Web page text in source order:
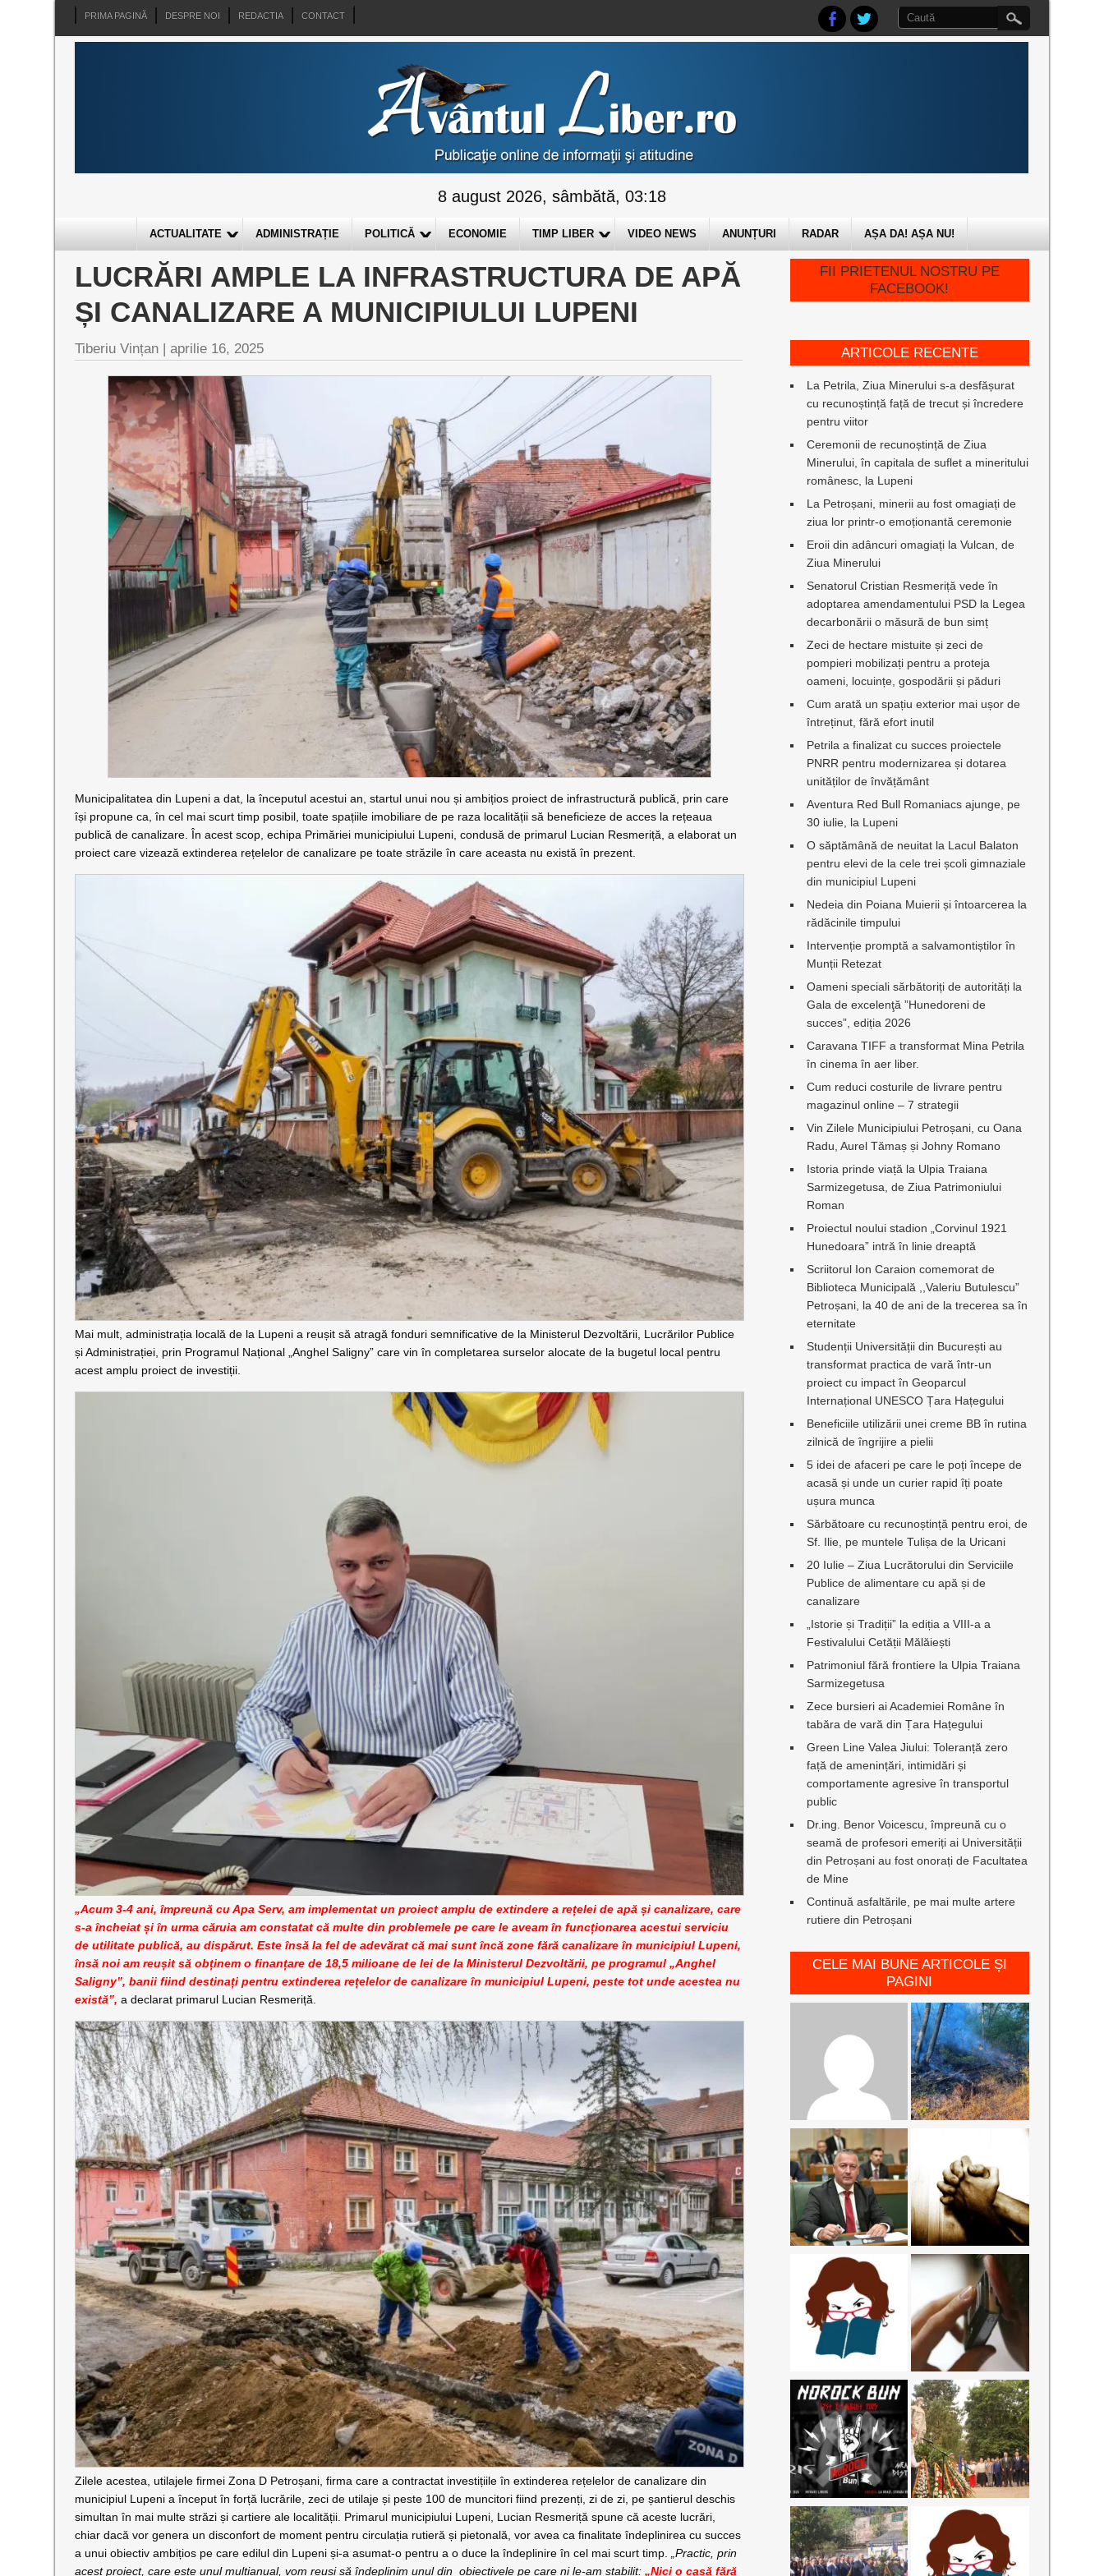
PRIMA PAGINĂ DESPRE NOI REDACTIA CONTACT
8 august 2026, sâmbătă, 03:18
ACTUALITATE ADMINISTRAȚIE POLITICĂ ECONOMIE TIMP LIBER VIDEO NEWS ANUNȚURI RADAR AȘA DA! AȘA NU!
LUCRĂRI AMPLE LA INFRASTRUCTURA DE APĂ
ȘI CANALIZARE A MUNICIPIULUI LUPENI
Tiberiu Vințan |aprilie 16, 2025
Municipalitatea din Lupeni a dat, la începutul acestui an, startul unui nou și ambițios proiect de infrastructură publică, prin care
își propune ca, în cel mai scurt timp posibil, toate spațiile imobiliare de pe raza localității să beneficieze de acces la rețeaua
publică de canalizare. În acest scop, echipa Primăriei municipiului Lupeni, condusă de primarul Lucian Resmeriță, a elaborat un
proiect care vizează extinderea rețelelor de canalizare pe toate străzile în care aceasta nu există în prezent.
Mai mult, administrația locală de la Lupeni a reușit să atragă fonduri semnificative de la Ministerul Dezvoltării, Lucrărilor Publice
și Administrației, prin Programul Național „Anghel Saligny” care vin în completarea surselor alocate de la bugetul local pentru
acest amplu proiect de investiții.
„Acum 3-4 ani, împreună cu Apa Serv, am implementat un proiect amplu de extindere a rețelei de apă și canalizare, care
s-a încheiat și în urma căruia am constatat că multe din problemele pe care le aveam în funcționarea acestui serviciu
de utilitate publică, au dispărut. Este însă la fel de adevărat că mai sunt încă zone fără canalizare în municipiul Lupeni,
însă noi am reușit să obținem o finanțare de 18,5 milioane de lei de la Ministerul Dezvoltării, pe programul „Anghel
Saligny”, banii fiind destinați pentru extinderea rețelelor de canalizare în municipiul Lupeni, peste tot unde acestea nu
există”, a declarat primarul Lucian Resmeriță.
Zilele acestea, utilajele firmei Zona D Petroșani, firma care a contractat investițiile în extinderea rețelelor de canalizare din
municipiul Lupeni a început în forță lucrările, zeci de utilaje și peste 100 de muncitori fiind prezenți, zi de zi, pe șantierul deschis
simultan în mai multe străzi și cartiere ale localității. Primarul municipiului Lupeni, Lucian Resmeriță spune că aceste lucrări,
chiar dacă vor genera un disconfort de moment pentru circulația rutieră și pietonală, vor avea ca finalitate îndeplinirea cu succes
a unui obiectiv ambițios pe care edilul din Lupeni și-a asumat-o pentru a o duce la îndeplinire în cel mai scurt timp.
„Practic, prin
acest proiect, care este unul multianual, vom reuși să îndeplinim unul din obiectivele pe care ni le-am stabilit: „Nici o casă fără
FII PRIETENUL NOSTRU PE
FACEBOOK!
ARTICOLE RECENTE
La Petrila, Ziua Minerului s-a desfășurat
cu recunoștință față de trecut și încredere
pentru viitor
Ceremonii de recunoștință de Ziua
Minerului, în capitala de suflet a mineritului
românesc, la Lupeni
La Petroșani, minerii au fost omagiați de
ziua lor printr-o emoționantă ceremonie
Eroii din adâncuri omagiați la Vulcan, de
Ziua Minerului
Senatorul Cristian Resmeriță vede în
adoptarea amendamentului PSD la Legea
decarbonării o măsură de bun simț
Zeci de hectare mistuite și zeci de
pompieri mobilizați pentru a proteja
oameni, locuințe, gospodării și păduri
Cum arată un spațiu exterior mai ușor de
întreținut, fără efort inutil
Petrila a finalizat cu succes proiectele
PNRR pentru modernizarea și dotarea
unităților de învățământ
Aventura Red Bull Romaniacs ajunge, pe
30 iulie, la Lupeni
O săptămână de neuitat la Lacul Balaton
pentru elevi de la cele trei școli gimnaziale
din municipiul Lupeni
Nedeia din Poiana Muierii și întoarcerea la
rădăcinile timpului
Intervenție promptă a salvamontiștilor în
Munții Retezat
Oameni speciali sărbătoriți de autorități la
Gala de excelenţă ”Hunedoreni de
succes”, ediția 2026
Caravana TIFF a transformat Mina Petrila
în cinema în aer liber.
Cum reduci costurile de livrare pentru
magazinul online – 7 strategii
Vin Zilele Municipiului Petroșani, cu Oana
Radu, Aurel Tămaș și Johny Romano
Istoria prinde viață la Ulpia Traiana
Sarmizegetusa, de Ziua Patrimoniului
Roman
Proiectul noului stadion „Corvinul 1921
Hunedoara” intră în linie dreaptă
Scriitorul Ion Caraion comemorat de
Biblioteca Municipală ,,Valeriu Butulescu”
Petroșani, la 40 de ani de la trecerea sa în
eternitate
Studenții Universității din București au
transformat practica de vară într-un
proiect cu impact în Geoparcul
Internațional UNESCO Țara Hațegului
Beneficiile utilizării unei creme BB în rutina
zilnică de îngrijire a pielii
5 idei de afaceri pe care le poți începe de
acasă și unde un curier rapid îți poate
ușura munca
Sărbătoare cu recunoștință pentru eroi, de
Sf. Ilie, pe muntele Tulișa de la Uricani
20 Iulie – Ziua Lucrătorului din Serviciile
Publice de alimentare cu apă și de
canalizare
„Istorie și Tradiții” la ediția a VIII-a a
Festivalului Cetății Mălăiești
Patrimoniul fără frontiere la Ulpia Traiana
Sarmizegetusa
Zece bursieri ai Academiei Române în
tabăra de vară din Țara Hațegului
Green Line Valea Jiului: Toleranță zero
față de amenințări, intimidări și
comportamente agresive în transportul
public
Dr.ing. Benor Voicescu, împreună cu o
seamă de profesori emeriți ai Universității
din Petroșani au fost onorați de Facultatea
de Mine
Continuă asfaltările, pe mai multe artere
rutiere din Petroșani
CELE MAI BUNE ARTICOLE ȘI
PAGINI